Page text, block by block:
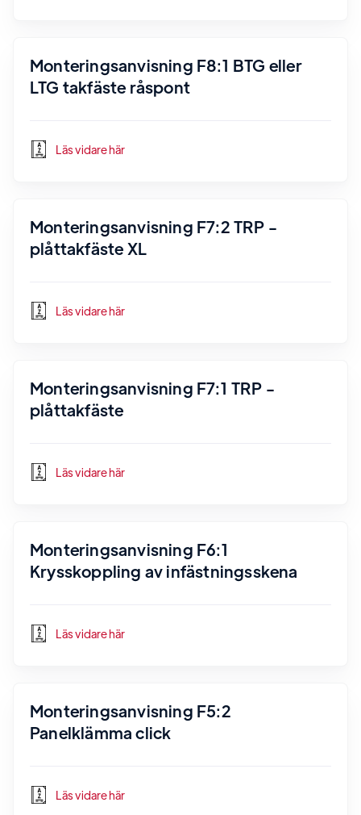
Monteringsanvisning F8:1 BTG eller
LTG takfäste råspont
Läs vidare här
Monteringsanvisning F7:2 TRP -
plåttakfäste XL
Läs vidare här
Monteringsanvisning F7:1 TRP -
plåttakfäste
Läs vidare här
Monteringsanvisning F6:1
Krysskoppling av infästningsskena
Läs vidare här
Monteringsanvisning F5:2
Panelklämma click
Läs vidare här